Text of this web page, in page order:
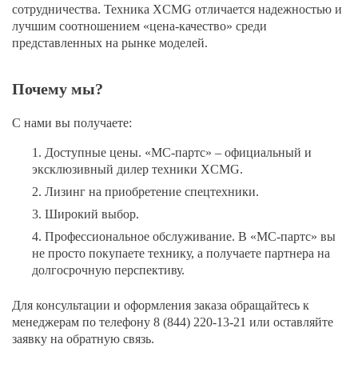
сотрудничества. Техника XCMG отличается надежностью и
лучшим соотношением «цена-качество» среди
представленных на рынке моделей.
Почему мы?
С нами вы получаете:
Доступные цены. «МС-партс» – официальный и
эксклюзивный дилер техники XCMG.
Лизинг на приобретение спецтехники.
Широкий выбор.
Профессиональное обслуживание. В «МС-партс» вы
не просто покупаете технику, а получаете партнера на
долгосрочную перспективу.
Для консультации и оформления заказа обращайтесь к
менеджерам по телефону 8 (844) 220-13-21 или оставляйте
заявку на обратную связь.